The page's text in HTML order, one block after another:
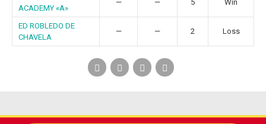
ACADEMY «A»
— — 5 Win
ED ROBLEDO DE
CHAVELA
— — 2 Loss